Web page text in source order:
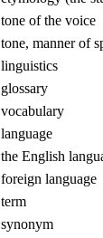
tone of the voice
tone, manner of
linguistics
glossary
vocabulary
language
the English
foreign language
term
synonym